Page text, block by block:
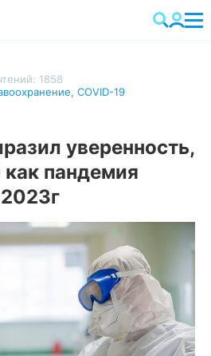
1858
, COVID-19
уверенность,
как пандемия